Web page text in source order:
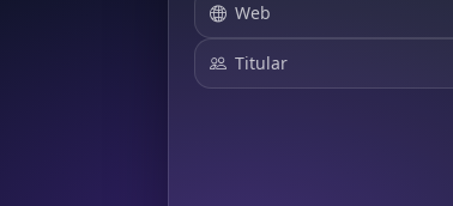
Web
Titular